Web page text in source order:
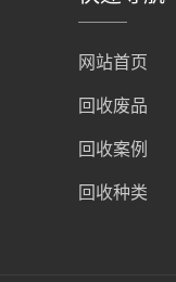
网站首页
回收废品
回收案例
回收种类